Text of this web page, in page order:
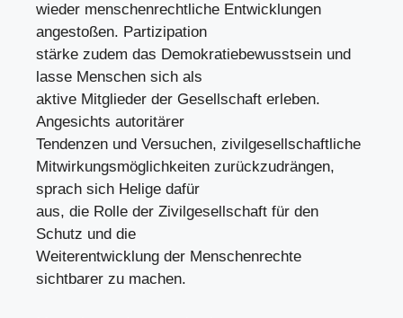
wieder menschenrechtliche Entwicklungen
angestoßen. Partizipation
stärke zudem das Demokratiebewusstsein und
lasse Menschen sich als
aktive Mitglieder der Gesellschaft erleben.
Angesichts autoritärer
Tendenzen und Versuchen, zivilgesellschaftliche
Mitwirkungsmöglichkeiten zurückzudrängen,
sprach sich Helige dafür
aus, die Rolle der Zivilgesellschaft für den
Schutz und die
Weiterentwicklung der Menschenrechte
sichtbarer zu machen.